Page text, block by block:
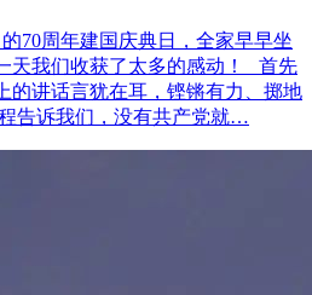
70周年建国庆典日，全家早早坐
天我们收获了太多的感动！ 首先
的讲话言犹在耳，铿锵有力、掷地
告诉我们，没有共产党就…